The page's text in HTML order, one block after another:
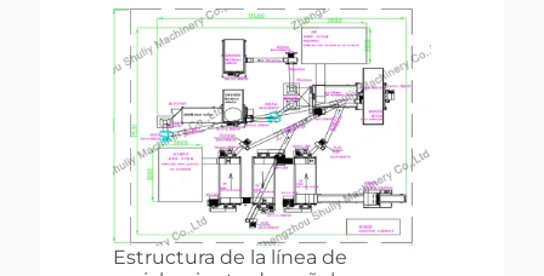
Estructura de la línea de